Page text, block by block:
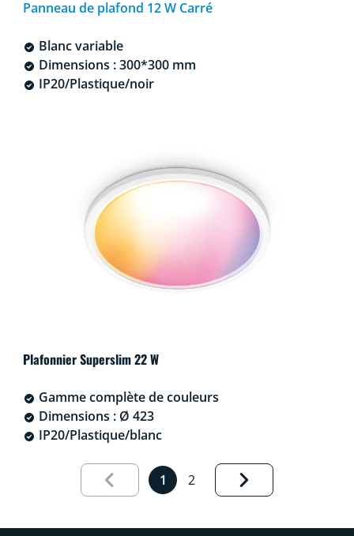
Panneau de plafond 12 W Carré
Blanc variable
Dimensions : 300*300 mm
IP20/Plastique/noir
Plafonnier Superslim 22 W
Gamme complète de couleurs
Dimensions : Ø 423
IP20/Plastique/blanc
Results page 1 out of 2 loaded
1 2